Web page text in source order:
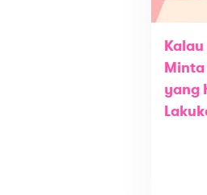
yang